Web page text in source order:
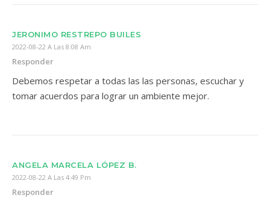
JERONIMO RESTREPO BUILES
2022-08-22 A Las 8:08 Am
Responder
Debemos respetar a todas las las personas, escuchar y
tomar acuerdos para lograr un ambiente mejor.
ANGELA MARCELA LÓPEZ B.
2022-08-22 A Las 4:49 Pm
Responder